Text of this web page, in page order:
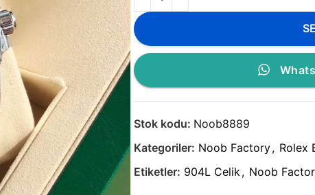
Stok kodu: Noob8889
Kategoriler: Noob Factory, Rolex
Etiketler: 904L Celik , Noob